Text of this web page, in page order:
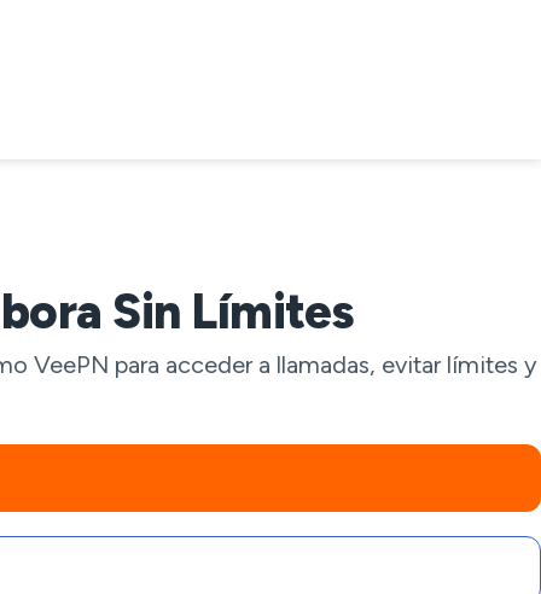
Sin Límites
VeePN para acceder a llamadas, evitar límites y